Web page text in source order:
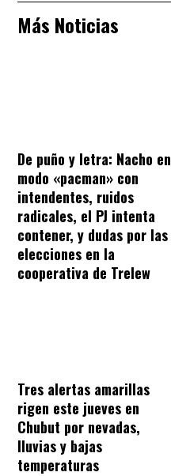
Más Noticias
De puño y letra: Nacho en
modo «pacman» con
intendentes, ruidos
radicales, el PJ intenta
contener, y dudas por las
elecciones en la
cooperativa de Trelew
Tres alertas amarillas
rigen este jueves en
Chubut por nevadas,
lluvias y bajas
temperaturas